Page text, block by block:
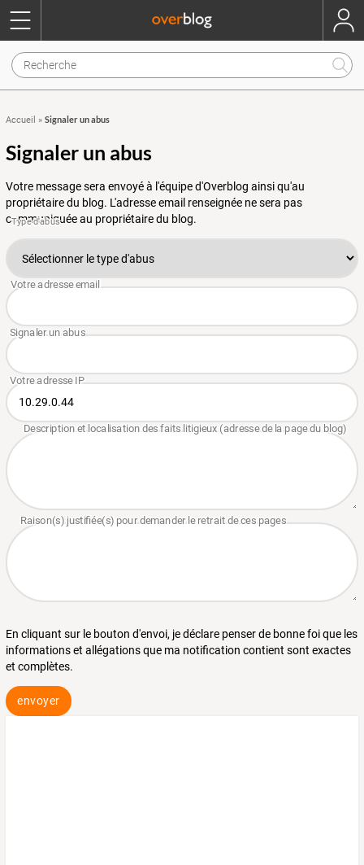
Accueil » Signaler un abus
Signaler un abus
Votre message sera envoyé à l'équipe d'Overblog ainsi qu'au
propriétaire du blog. L'adresse email renseignée ne sera pas
communiquée au propriétaire du blog.
En cliquant sur le bouton d'envoi, je déclare penser de bonne foi que les
informations et allégations que ma notification contient sont exactes
et complètes.
envoyer